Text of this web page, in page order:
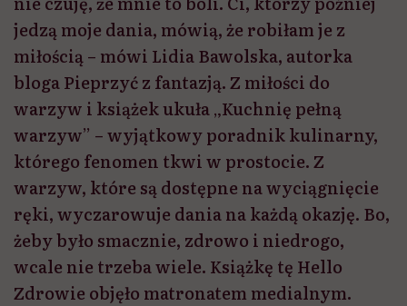
jedzą moje dania, mówią, że robiłam je z
miłością – mówi Lidia Bawolska, autorka
bloga Pieprzyć z fantazją. Z miłości do
warzyw i książek ukuła „Kuchnię pełną
warzyw” – wyjątkowy poradnik kulinarny,
którego fenomen tkwi w prostocie. Z
warzyw, które są dostępne na wyciągnięcie
ręki, wyczarowuje dania na każdą okazję. Bo,
żeby było smacznie, zdrowo i niedrogo,
wcale nie trzeba wiele. Książkę tę Hello
Zdrowie objęło matronatem medialnym.